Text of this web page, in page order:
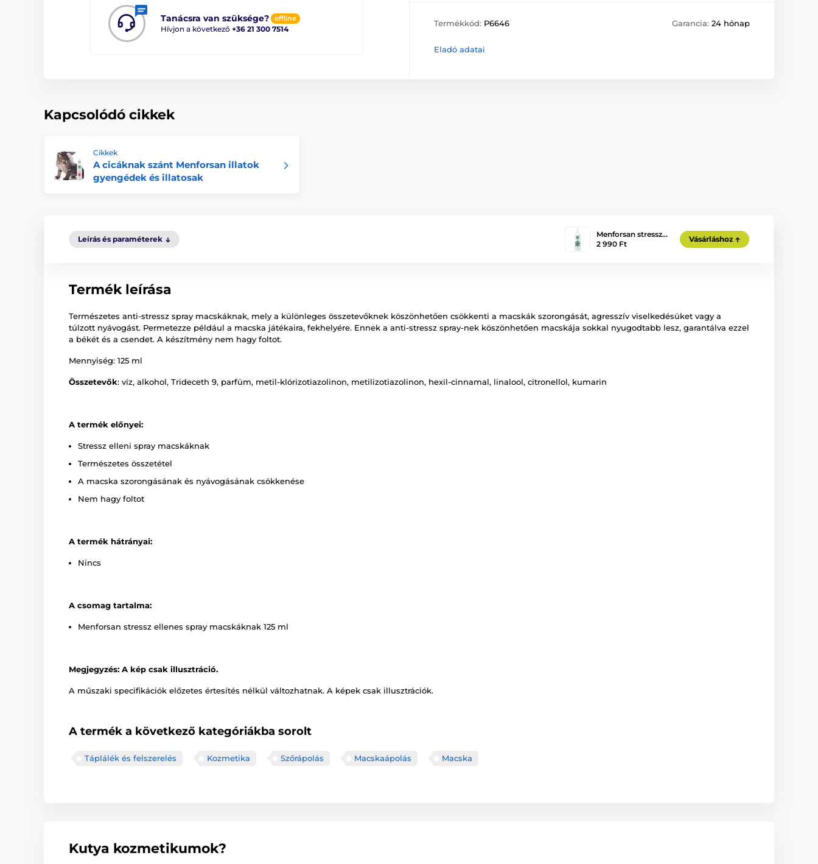
Tanácsra van szüksége? offline
Hívjon a következő +36 21 300 7514
Termékkód: P6646 Garancia: 24 hónap
Eladó adatai
Kapcsolódó cikkek
Cikkek
A cicáknak szánt Menforsan illatok
gyengédek és illatosak
Leírás és paraméterek
Menforsan stressz…
2 990 Ft
Vásárláshoz
Termék leírása
Természetes anti-stressz spray macskáknak, mely a különleges összetevőknek köszönhetően csökkenti a macskák szorongását, agresszív viselkedésüket vagy a
túlzott nyávogást. Permetezze például a macska játékaira, fekhelyére. Ennek a anti-stressz spray-nek köszönhetően macskája sokkal nyugodtabb lesz, garantálva ezzel
a békét és a csendet. A készítmény nem hagy foltot.
Mennyiség: 125 ml
Összetevők: víz, alkohol, Trideceth 9, parfüm, metil-klórizotiazolinon, metilizotiazolinon, hexil-cinnamal, linalool, citronellol, kumarin
A termék előnyei:
Stressz elleni spray macskáknak
Természetes összetétel
A macska szorongásának és nyávogásának csökkenése
Nem hagy foltot
A termék hátrányai:
Nincs
A csomag tartalma:
Menforsan stressz ellenes spray macskáknak 125 ml
Megjegyzés: A kép csak illusztráció.
A műszaki specifikációk előzetes értesítés nélkül változhatnak. A képek csak illusztrációk.
A termék a következő kategóriákba sorolt
Táplálék és felszerelés Kozmetika Szőrápolás Macskaápolás Macska
Kutya kozmetikumok?